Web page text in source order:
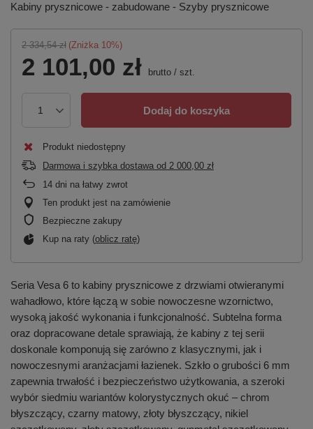
Kabiny prysznicowe - zabudowane - Szyby prysznicowe
2 334,54 zł (Zniżka 10%)
2 101,00 zł brutto / szt.
Dodaj do koszyka
Produkt niedostępny
Darmowa i szybka dostawa od 2 000,00 zł
14 dni na łatwy zwrot
Ten produkt jest na zamówienie
Bezpieczne zakupy
Kup na raty (oblicz ratę)
Seria Vesa 6 to kabiny prysznicowe z drzwiami otwieranymi
wahadłowo, które łączą w sobie nowoczesne wzornictwo,
wysoką jakość wykonania i funkcjonalność. Subtelna forma
oraz dopracowane detale sprawiają, że kabiny z tej serii
doskonale komponują się zarówno z klasycznymi, jak i
nowoczesnymi aranżacjami łazienek. Szkło o grubości 6 mm
zapewnia trwałość i bezpieczeństwo użytkowania, a szeroki
wybór siedmiu wariantów kolorystycznych okuć – chrom
błyszczący, czarny matowy, złoty błyszczący, nikiel